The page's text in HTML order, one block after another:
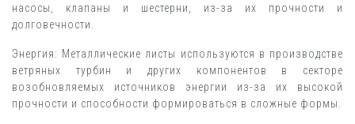
насосы, клапаны и шестерни, из-за их прочности и
долговечности.
Энергия: Металлические листы используются в производстве
ветряных турбин и других компонентов в секторе
возобновляемых источников энергии из-за их высокой
прочности и способности формироваться в сложные формы.